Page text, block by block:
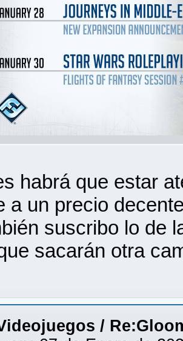
habrá que estar
a un precio
suscribo lo de
sacarán otra
/